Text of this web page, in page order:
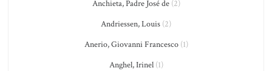
Anchieta, Padre José de(2)
Andriessen, Louis (2)
Anerio, Giovanni Francesco(1)
Anghel, Irinel(1)